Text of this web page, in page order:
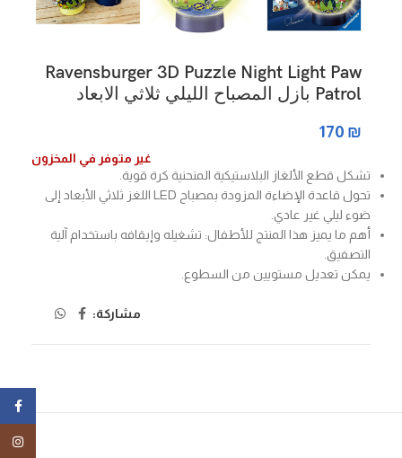
Ravensburger 3D Puzzle Night Light Paw
Patrol بازل المصباح الليلي ثلاثي الابعاد
170 ₪
غير متوفر في المخزون
تشكل قطع الألغاز البلاستيكية المنحنية كرة قوية.
تحول قاعدة الإضاءة المزودة بمصباح LED اللغز ثلاثي الأبعاد إلى
ضوء ليلي غير عادي.
أهم ما يميز هذا المنتج للأطفال: تشغيله وإيقافه باستخدام آلية
التصفيق.
يمكن تعديل مستويين من السطوع.
مشاركة: